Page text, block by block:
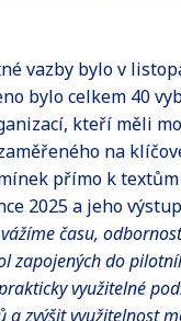
vazby bylo v
bylo celkem 40
kteří měli
na
přímo k textům
2025 a jeho
času,
zapojených do
využitelné
zvýšit využitelnost